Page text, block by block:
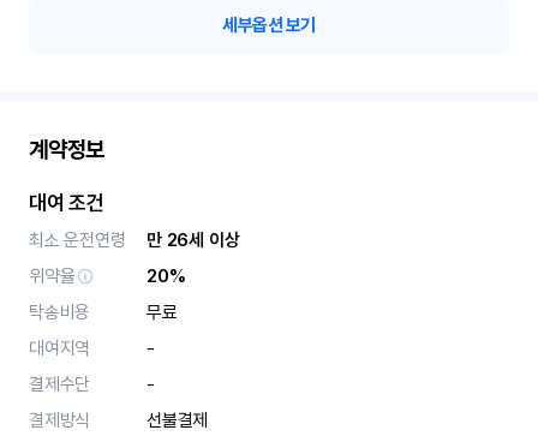
세부옵션 보기
계약정보
대여 조건
최소 운전연령
만 26세 이상
위약율
20%
탁송비용
무료
대여지역
-
결제수단
-
결제방식
선불결제